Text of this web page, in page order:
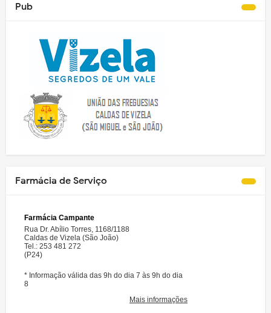
Pub
Farmácia de Serviço